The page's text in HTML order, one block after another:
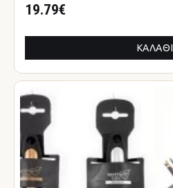
19.79€
ΚΑΛΆΘΙ